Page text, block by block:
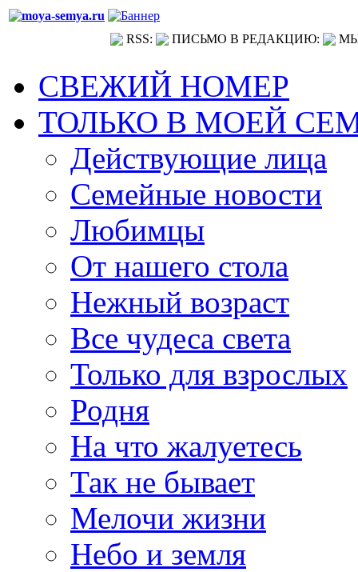
RSS: ПИСЬМО В РЕДАКЦИЮ:
СВЕЖИЙ НОМЕР
ТОЛЬКО В МОЕЙ
Действующие лица
Семейные новости
Любимцы
От нашего стола
Нежный возраст
Все чудеса света
Только для взрослых
Родня
На что жалуетесь
Так не бывает
Мелочи жизни
Небо и земля